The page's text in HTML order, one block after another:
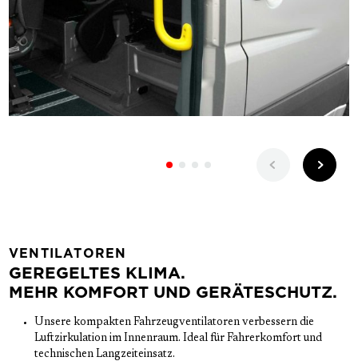
VENTILATOREN
GEREGELTES KLIMA.
MEHR KOMFORT UND GERÄTESCHUTZ.
Unsere kompakten Fahrzeugventilatoren verbessern die
Luftzirkulation im Innenraum. Ideal für Fahrerkomfort und
technischen Langzeiteinsatz.